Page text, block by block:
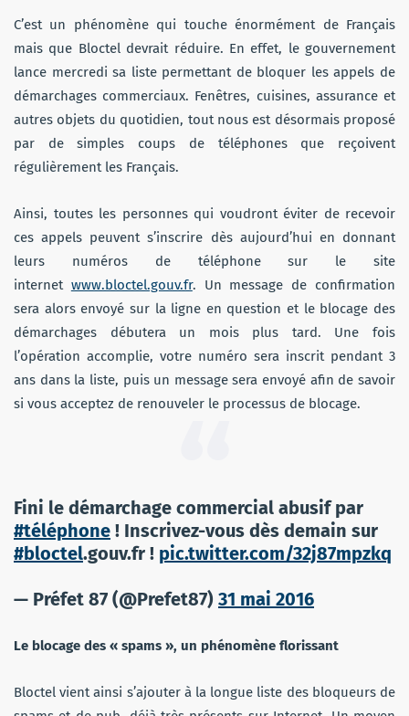
C’est un phénomène qui touche énormément de Français
mais que Bloctel devrait réduire. En effet, le gouvernement
lance mercredi sa liste permettant de bloquer les appels de
démarchages commerciaux. Fenêtres, cuisines, assurance et
autres objets du quotidien, tout nous est désormais proposé
par de simples coups de téléphones que reçoivent
régulièrement les Français.
Ainsi, toutes les personnes qui voudront éviter de recevoir
ces appels peuvent s’inscrire dès aujourd’hui en donnant
leurs numéros de téléphone sur le site
internet www.bloctel.gouv.fr. Un message de confirmation
sera alors envoyé sur la ligne en question et le blocage des
démarchages débutera un mois plus tard. Une fois
l’opération accomplie, votre numéro sera inscrit pendant 3
ans dans la liste, puis un message sera envoyé afin de savoir
si vous acceptez de renouveler le processus de blocage.
Fini le démarchage commercial abusif par
#téléphone ! Inscrivez-vous dès demain sur
#bloctel.gouv.fr ! pic.twitter.com/32j87mpzkq
— Préfet 87 (@Prefet87) 31 mai 2016
Le blocage des « spams », un phénomène florissant
Bloctel vient ainsi s’ajouter à la longue liste des bloqueurs de